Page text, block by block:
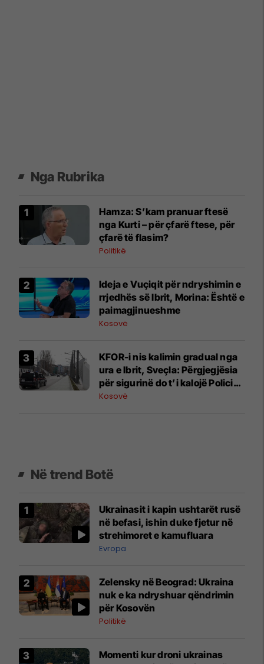
Nga Rubrika
Hamza: S’kam pranuar ftesë
nga Kurti – për çfarë ftese, për
çfarë të flasim?
Politikë
Ideja e Vuçiqit për ndryshimin e
rrjedhës së Ibrit, Morina: Është e
paimagjinueshme
Kosovë
KFOR-i nis kalimin gradual nga
ura e Ibrit, Sveçla: Përgjegjësia
për sigurinë do t’i kalojë Policisë
së Kosovës
Kosovë
Në trend Botë
Ukrainasit i kapin ushtarët rusë
në befasi, ishin duke fjetur në
strehimoret e kamufluara
Evropa
Zelensky në Beograd: Ukraina
nuk e ka ndryshuar qëndrimin
për Kosovën
Politikë
Momenti kur droni ukrainas